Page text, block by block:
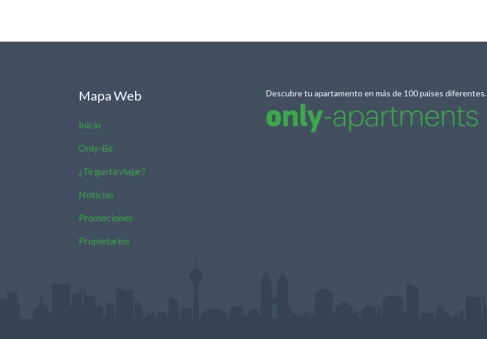
Mapa Web
Inicio
Only-Be
¿Te gusta viajar?
Noticias
Promociones
Propietarios
Descubre tu apartamento en más de 100 países diferentes.